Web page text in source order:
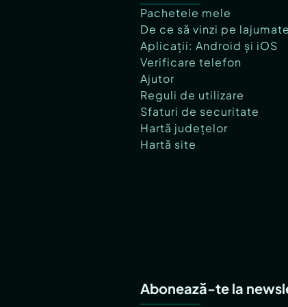
Pachetele mele
De ce să vinzi pe
Aplicații: Android și iOS
Verificare telefon
Ajutor
Reguli de utilizare
Sfaturi de securitate
Hartă județelor
Hartă site
Abonează-te la